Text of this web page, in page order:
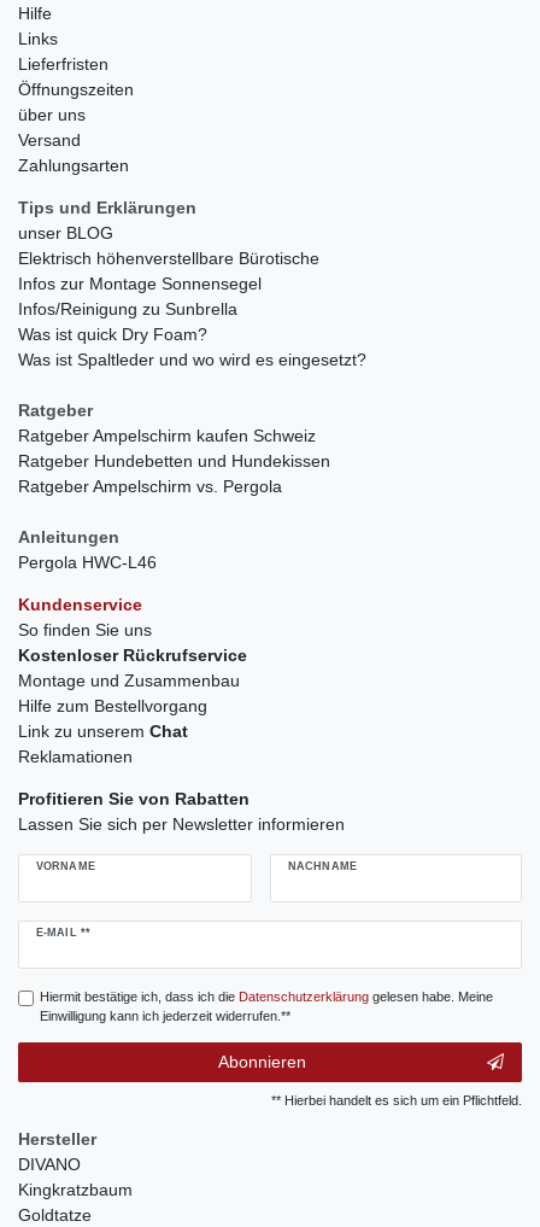
Hilfe
Links
Lieferfristen
Öffnungszeiten
über uns
Versand
Zahlungsarten
Tips und Erklärungen
unser BLOG
Elektrisch höhenverstellbare Bürotische
Infos zur Montage Sonnensegel
Infos/Reinigung zu Sunbrella
Was ist quick Dry Foam?
Was ist Spaltleder und wo wird es eingesetzt?
Ratgeber
Ratgeber Ampelschirm kaufen Schweiz
Ratgeber Hundebetten und Hundekissen
Ratgeber Ampelschirm vs. Pergola
Anleitungen
Pergola HWC-L46
Kundenservice
So finden Sie uns
Kostenloser Rückrufservice
Montage und Zusammenbau
Hilfe zum Bestellvorgang
Link zu unserem Chat
Reklamationen
Profitieren Sie von Rabatten
Lassen Sie sich per Newsletter informieren
VORNAME NACHNAME
E-MAIL **
Newsletter
Hiermit bestätige ich, dass ich die Daten­schutz­erklärunggelesen habe. Meine
Einwilligung kann ich jederzeit widerrufen.**
Abonnieren
** Hierbei handelt es sich um ein Pflichtfeld.
Hersteller
DIVANO
Kingkratzbaum
Goldtatze